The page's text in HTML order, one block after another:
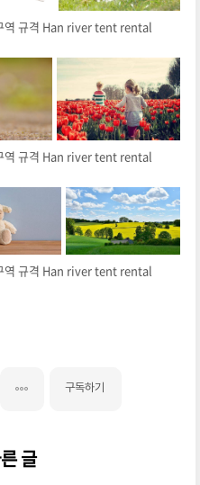
역 규격 Han river tent rental
역 규격 Han river tent rental
역 규격 Han river tent rental
구독하기
글